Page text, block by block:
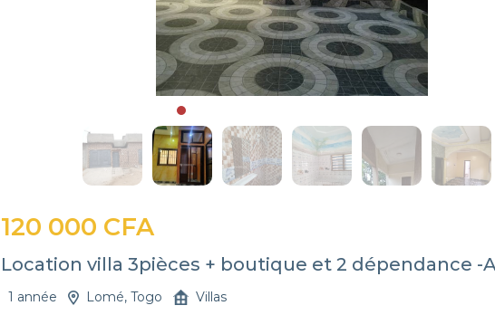
120 000 CFA
Location villa 3pièces + boutique et 2 dépendance -
1 année Lomé, Togo Villas